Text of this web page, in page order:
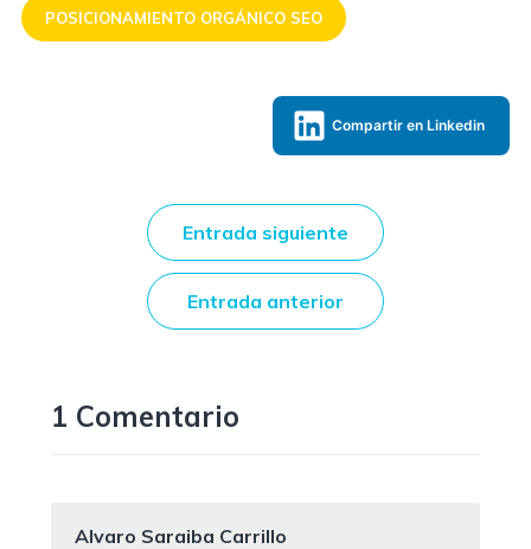
POSICIONAMIENTO ORGÁNICO SEO
Compartir en Linkedin
Entrada anterior
Entrada siguiente
1 Comentario
Alvaro Saraiba Carrillo